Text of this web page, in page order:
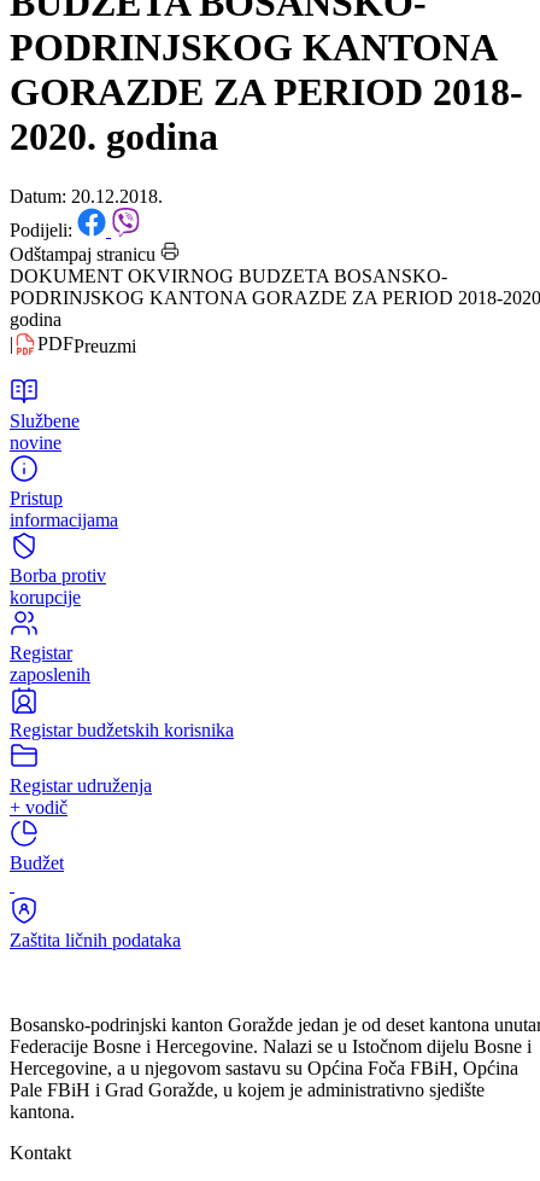
DOKUMENT OKVIRNOG
BUDZETA BOSANSKO-
PODRINJSKOG KANTONA
GORAZDE ZA PERIOD 2018-
2020. godina
Datum: 20.12.2018.
Podijeli:
Odštampaj stranicu
DOKUMENT OKVIRNOG BUDZETA BOSANSKO-
godina
PDF
Službene
novine
Pristup
informacijama
Borba protiv
korupcije
Registar
zaposlenih
Registar budžetskih korisnika
Registar udruženja
+ vodič
Budžet